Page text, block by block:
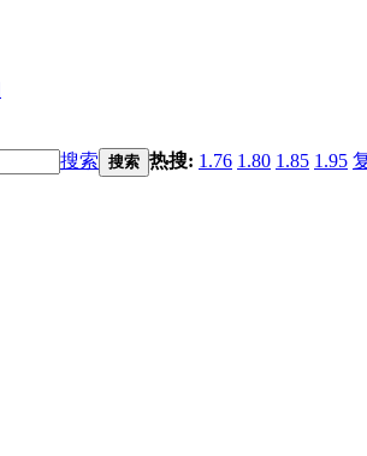
搜索 搜索 热搜: 1.76 1.80 1.85 1.95